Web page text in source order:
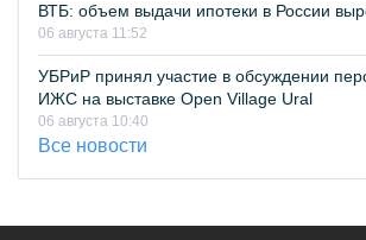
ВТБ: объем выдачи ипотеки в России
06 августа 11:52
УБРиР принял участие в обсуждении
ИЖС на выставке Open Village Ural
06 августа 10:40
Все новости